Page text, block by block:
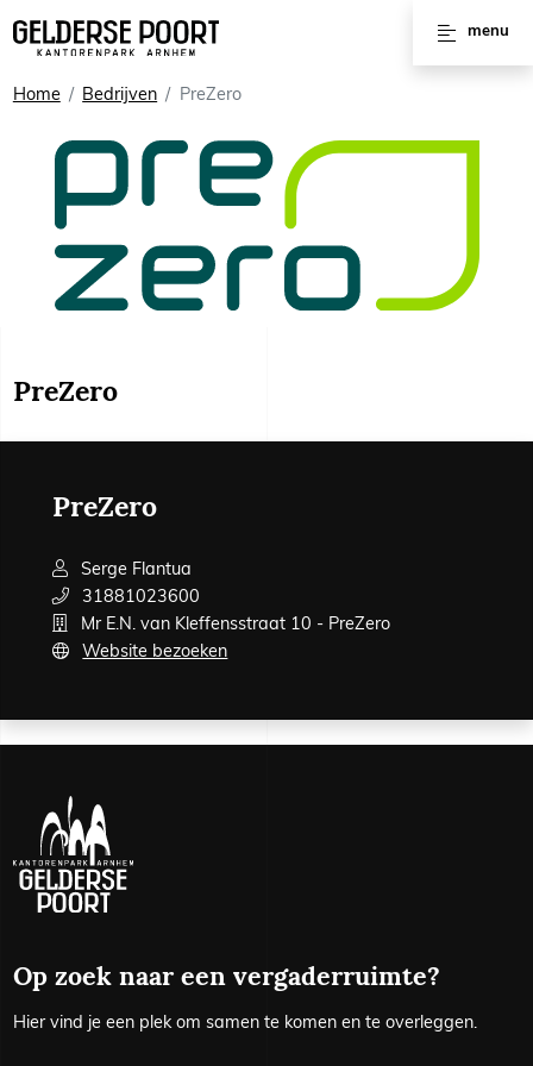
menu
Huren
Vergaderruimtes
Werkplekken
Kantoorruimtes
Kantoorpanden
Voorzieningen
Interviews
Home Bedrijven PreZero
PreZero
PreZero
Serge Flantua
31881023600
Mr E.N. van Kleffensstraat 10 - PreZero
Website bezoeken
Op zoek naar een vergaderruimte?
Hier vind je een plek om samen te komen en te overleggen.